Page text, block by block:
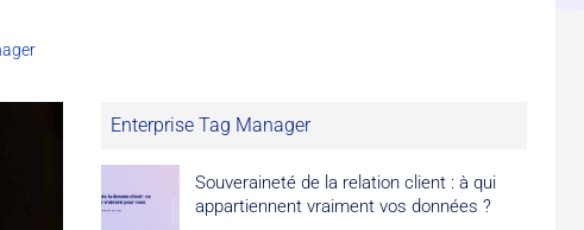
Enterprise Tag Manager
Souveraineté de la relation client : à qui
appartiennent vraiment vos données ?